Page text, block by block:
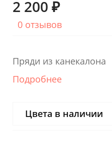
2 200 ₽
0 отзывов
Пряди из канекалона
Подробнее
Цвета в наличии